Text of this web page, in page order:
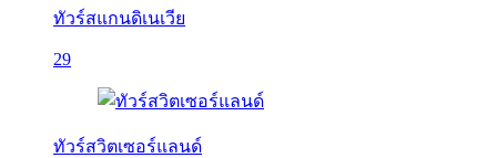
ทัวร์สแกนดิเนเวีย
29
ทัวร์สวิตเซอร์แลนด์